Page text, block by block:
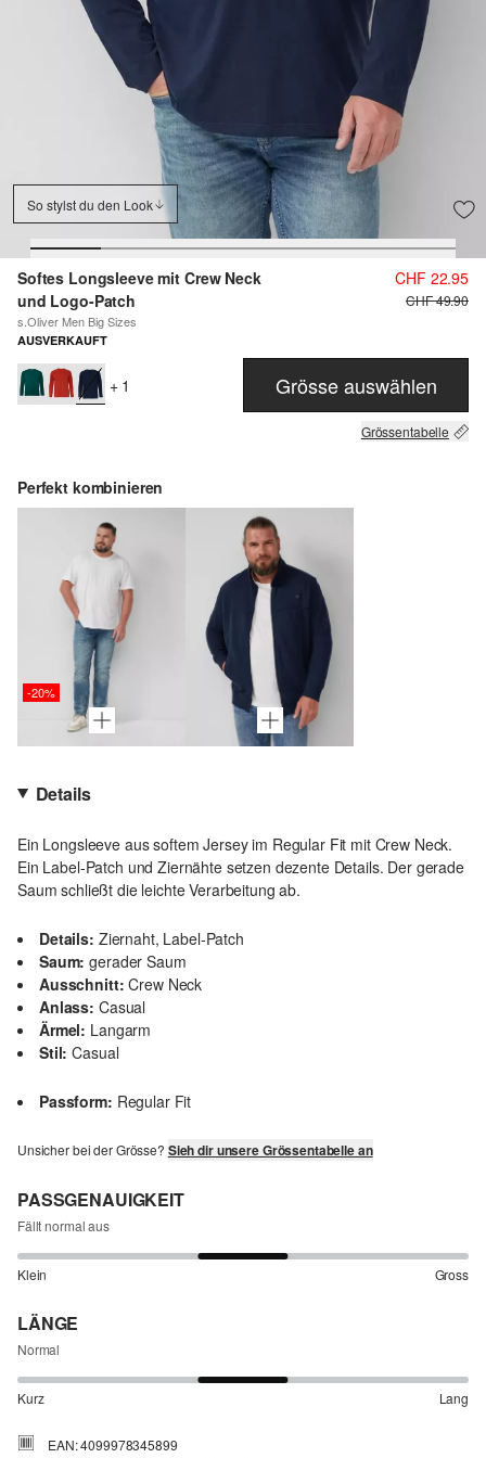
So stylst du den Look
Softes Longsleeve mit Crew Neck
und Logo-Patch
s.Oliver Men Big Sizes
CHF 22.95
CHF 49.90
AUSVERKAUFT
+ 1 Grösse auswählen
Grössentabelle
Perfekt kombinieren
-20%
Details
Ein Longsleeve aus softem Jersey im Regular Fit mit Crew Neck.
Ein Label-Patch und Ziernähte setzen dezente Details. Der gerade
Saum schließt die leichte Verarbeitung ab.
Details: Ziernaht, Label-Patch
Saum: gerader Saum
Ausschnitt: Crew Neck
Anlass: Casual
Ärmel: Langarm
Stil: Casual
Passform: Regular Fit
Unsicher bei der Grösse? Sieh dir unsere Grössentabelle an
PASSGENAUIGKEIT
Fällt normal aus
Klein Gross
LÄNGE
Normal
Kurz Lang
EAN: 4099978345899